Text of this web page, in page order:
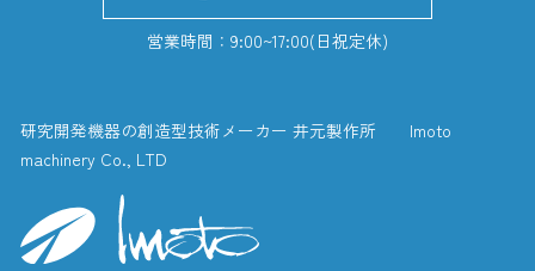
営業時間：9:00~17:00(日祝定休)
研究開発機器の創造型技術メーカー 井元製作所 Imoto
machinery Co., LTD